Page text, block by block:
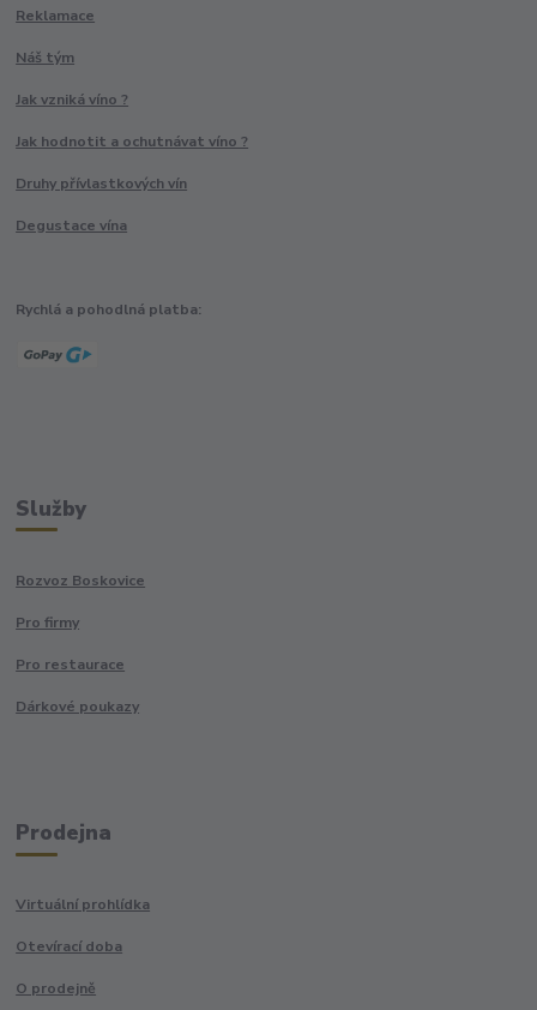
Reklamace
Náš tým
Jak vzniká víno ?
Jak hodnotit a ochutnávat víno ?
Druhy přívlastkových vín
Degustace vína
Rychlá a pohodlná platba:
Služby
Rozvoz Boskovice
Pro firmy
Pro restaurace
Dárkové poukazy
Prodejna
Virtuální prohlídka
Otevírací doba
O prodejně